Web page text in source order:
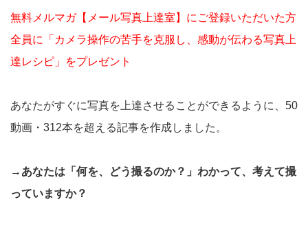
無料メルマガ【メール写真上達室】にご登録いただいた方
全員に「カメラ操作の苦手を克服し、感動が伝わる写真上
達レシピ」をプレゼント
あなたがすぐに写真を上達させることができるように、50
動画・312本を超える記事を作成しました。
→あなたは「何を、どう撮るのか？」わかって、考えて撮
っていますか？